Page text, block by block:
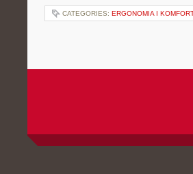
CATEGORIES: ERGONOMIA I